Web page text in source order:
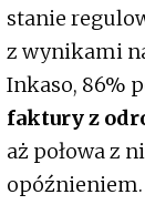
stanie
z wynikami
Inkaso, 86%
faktury z
aż połowa z
opóźnieniem.